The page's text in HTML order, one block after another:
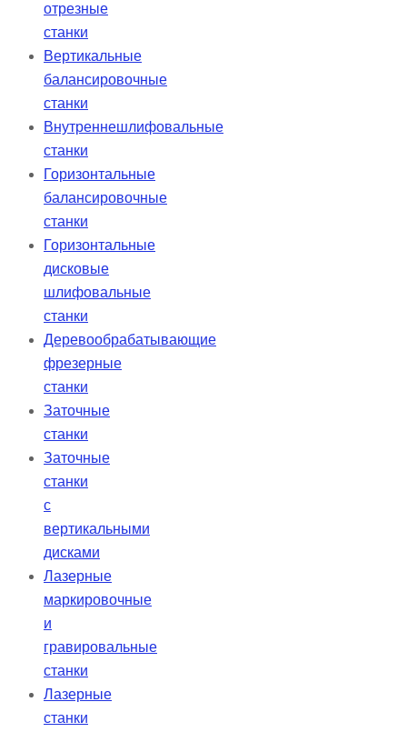
отрезные
станки
Вертикальные
балансировочные
станки
Внутреннешлифовальные
станки
Горизонтальные
балансировочные
станки
Горизонтальные
дисковые
шлифовальные
станки
Деревообрабатывающие
фрезерные
станки
Заточные
станки
Заточные
станки
с
вертикальными
дисками
Лазерные
маркировочные
и
гравировальные
станки
Лазерные
станки